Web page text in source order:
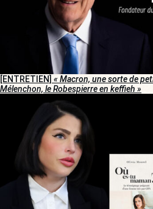
[ENTRETIEN] « Macron, une sorte de
Mélenchon, le Robespierre en keffieh »